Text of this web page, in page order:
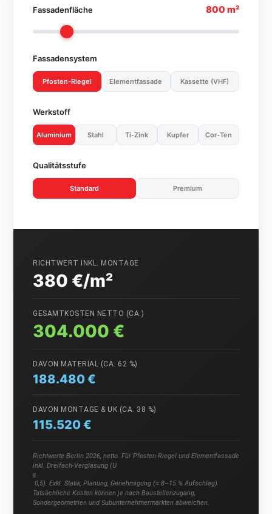
Fassadenfläche 800 m²
Fassadensystem
Pfosten-Riegel Elementfassade Kassette (VHF)
Werkstoff
Aluminium Stahl Ti-Zink Kupfer Cor-Ten
Qualitätsstufe
Standard Premium
RICHTWERT INKL. MONTAGE
380 €/m²
GESAMTKOSTEN NETTO (CA.)
304.000 €
DAVON MATERIAL (CA. 62 %)
188.480 €
DAVON MONTAGE & UK (CA. 38 %)
115.520 €
Richtwerte Berlin 2026, netto. Für Pfosten-Riegel und Elementfassade
inkl. Dreifach-Verglasung (U
g
0,5). Exkl. Statik, Planung, Genehmigung (≈ 8–15 % Aufschlag).
Tatsächliche Kosten können je nach Baustellenzugang,
Sondergeometrien und Subunternehmermärkten abweichen.